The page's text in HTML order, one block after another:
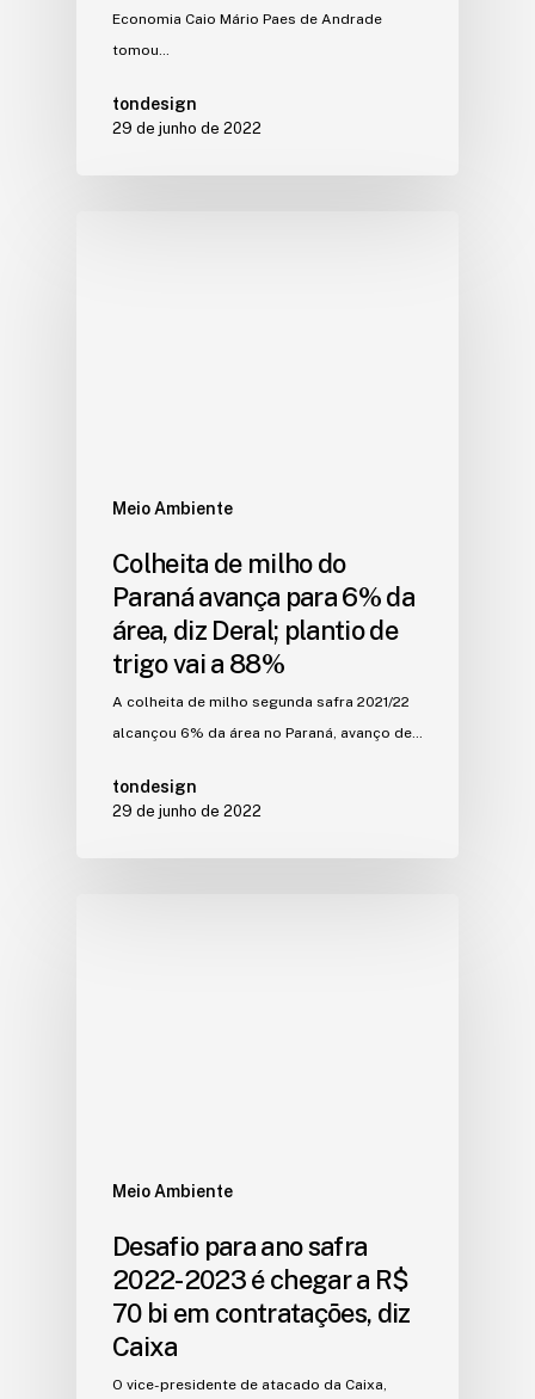
Economia Caio Mário Paes de Andrade
tomou…
tondesign
29 de junho de 2022
Meio Ambiente
Colheita de milho do
Paraná avança para 6% da
área, diz Deral; plantio de
trigo vai a 88%
A colheita de milho segunda safra 2021/22
alcançou 6% da área no Paraná, avanço de…
tondesign
29 de junho de 2022
Meio Ambiente
Desafio para ano safra
2022-2023 é chegar a R$
70 bi em contratações, diz
Caixa
O vice-presidente de atacado da Caixa,